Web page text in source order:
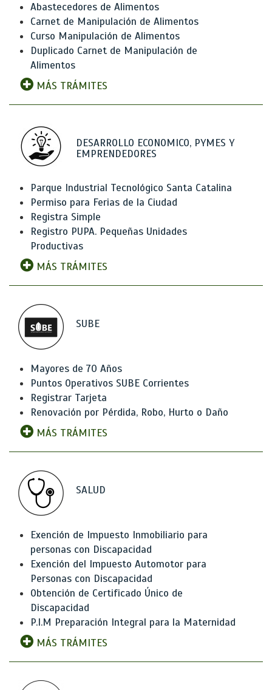
Abastecedores de Alimentos
Carnet de Manipulación de Alimentos
Curso Manipulación de Alimentos
Duplicado Carnet de Manipulación de
Alimentos
MÁS TRÁMITES
DESARROLLO ECONOMICO, PYMES Y
EMPRENDEDORES
Parque Industrial Tecnológico Santa Catalina
Permiso para Ferias de la Ciudad
Registra Simple
Registro PUPA. Pequeñas Unidades
Productivas
MÁS TRÁMITES
SUBE
Mayores de 70 Años
Puntos Operativos SUBE Corrientes
Registrar Tarjeta
Renovación por Pérdida, Robo, Hurto o Daño
MÁS TRÁMITES
SALUD
Exención de Impuesto Inmobiliario para
personas con Discapacidad
Exención del Impuesto Automotor para
Personas con Discapacidad
Obtención de Certificado Único de
Discapacidad
P.I.M Preparación Integral para la Maternidad
MÁS TRÁMITES